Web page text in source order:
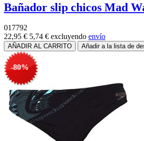
Bañador slip chicos Mad
017792
22,95 € 5,74 € excluyendo envío
-80%